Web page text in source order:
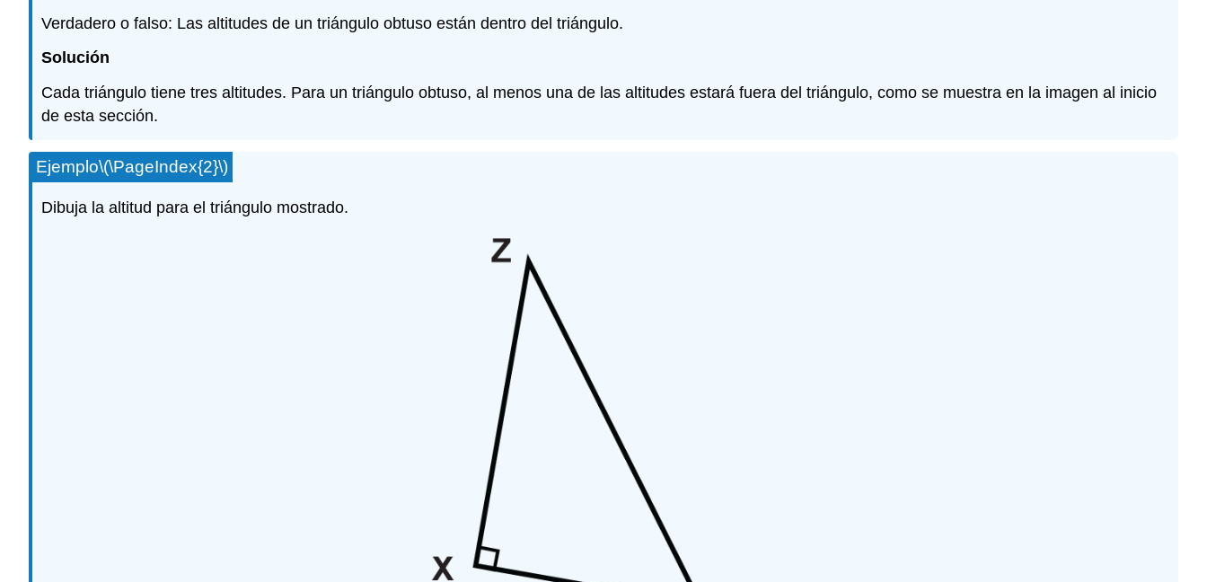
Verdadero o falso: Las altitudes de un triángulo obtuso están dentro del triángulo.
Solución
Cada triángulo tiene tres altitudes. Para un triángulo obtuso, al menos una de las altitudes estará fuera del triángulo, como se muestra en la imagen al inicio
de esta sección.
Ejemplo\(\PageIndex{2}\)
Dibuja la altitud para el triángulo mostrado.